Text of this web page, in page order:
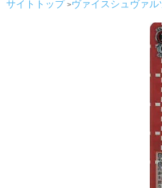
サイトトップ ヴァイスシュヴァル